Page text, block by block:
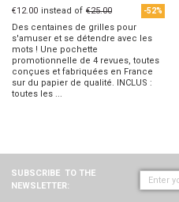
€12.00 instead of €25.00 -52%
Des centaines de grilles pour
s'amuser et se détendre avec les
mots ! Une pochette
promotionnelle de 4 revues, toutes
conçues et fabriquées en France
sur du papier de qualité. INCLUS :
toutes les ...
SUBSCRIBE TO THE
NEWSLETTER: